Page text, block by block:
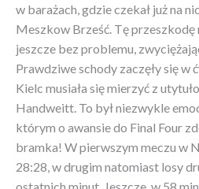
w barażach, gdzie czekał już na
Meszkow Brześć. Tę
jeszcze bez problemu,
Prawdziwe schody zaczęły się w
Kielc musiała się mierzyć z
Handweitt. To był niezwykle
którym o awansie do Final Four
bramka! W pierwszym meczu w
28:28, w drugim natomiast losy